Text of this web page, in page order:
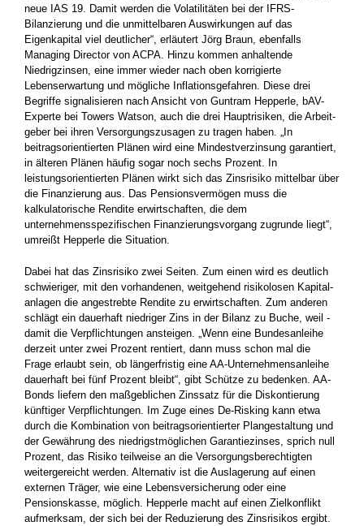
neue IAS 19. Damit werden die Volatilitäten bei der IFRS-
Bilanzierung und die ­unmittelbaren Auswirkungen auf das
Eigenkapital viel deutlicher“, ­erläutert Jörg Braun, ebenfalls
Managing Director von ACPA. Hinzu kommen anhaltende
Niedrigzinsen, eine immer wieder nach oben korrigierte
Lebenserwartung und mögliche Inflationsgefahren. Diese drei
Begriffe signalisieren nach Ansicht von Guntram Hepperle, bAV-
Experte bei Towers Watson, auch die drei Hauptrisiken, die Arbeit­
geber bei ihren Versorgungszusagen zu tragen haben. „In
beitragsorientierten Plänen wird eine Mindestverzinsung garantiert,
in älteren ­Plänen häufig sogar noch sechs Prozent. In
leistungsorientierten ­Plänen wirkt sich das Zinsrisiko mittelbar über
die Finanzierung aus. Das Pensionsvermögen muss die
kalkulatorische Rendite ­erwirtschaften, die dem
unternehmensspezifischen Finanzierungsvorgang zugrunde liegt“,
umreißt Hepperle die Situation.
Dabei hat das Zinsrisiko zwei Seiten. Zum einen wird es deutlich
schwieriger, mit den vorhandenen, weitgehend risikolosen Kapital­
anlagen die angestrebte Rendite zu erwirtschaften. Zum anderen
schlägt ein dauerhaft niedriger Zins in der Bilanz zu Buche, weil ­
damit die Verpflichtungen ansteigen. „Wenn eine Bundesanleihe
derzeit ­unter zwei Prozent rentiert, dann muss schon mal die
Frage erlaubt sein, ob längerfristig eine AA-Unternehmensanleihe
dauerhaft bei fünf ­Prozent bleibt“, gibt Schütze zu bedenken. AA-
Bonds liefern den ­maßgeblichen Zinssatz für die Diskontierung
künftiger Verpflichtungen. Im Zuge eines De-Risking kann etwa
durch die Kombination von beitragsorientierter Plangestaltung und
der Gewährung des ­niedrigstmöglichen Garantiezinses, sprich null
Prozent, das Risiko teilweise an die Versorgungsberechtigten
weitergereicht werden. Alternativ­ ist die Auslagerung auf einen
externen Träger, wie eine Lebens­versicherung oder eine
Pensionskasse, möglich. Hepperle macht auf ­einen Zielkonflikt
aufmerksam, der sich bei der Reduzierung des Zinsrisikos ergibt.